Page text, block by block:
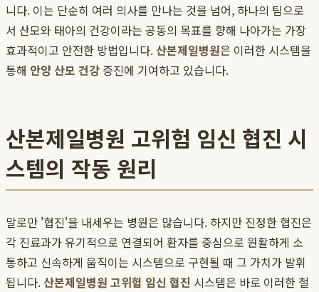
니다. 이는 단순히 여러 의사를 만나는 것을 넘어, 하나의 팀으로
서 산모와 태아의 건강이라는 공동의 목표를 향해 나아가는 가장
효과적이고 안전한 방법입니다. 산본제일병원은 이러한 시스템을
통해 안양 산모 건강 증진에 기여하고 있습니다.
산본제일병원 고위험 임신 협진 시
스템의 작동 원리
말로만 '협진'을 내세우는 병원은 많습니다. 하지만 진정한 협진은
각 진료과가 유기적으로 연결되어 환자를 중심으로 원활하게 소
통하고 신속하게 움직이는 시스템으로 구현될 때 그 가치가 발휘
됩니다. 산본제일병원 고위험 임신 협진 시스템은 바로 이러한 철